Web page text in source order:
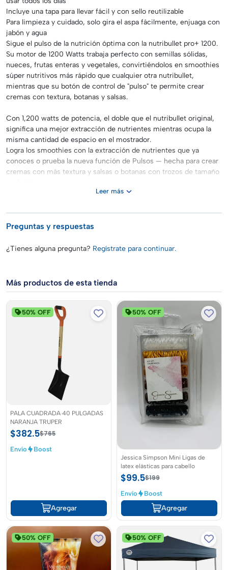
Incluye una tapa para llevar fácil y con sello reutilizable
Para limpieza y cuidado, solo gira el aspa fácilmente, enjuaga con
jabón y agua
Sigue el pulso de la nutrición óptima con la nutribullet pro+ 1200.
Su motor de 1200 Watts trabaja perfecto con semillas sólidas,
nueces, frutas enteras y vegetales, convirtiéndolos en smoothies
súper nutritivos más rápido que cualquier otra nutribullet,
mientras que su botón de control de "pulso" te permite crear
cremas con textura, botanas y salsas.
Con 1,200 watts de potencia, el doble que el nutribullet original,
significa una mejor extracción de nutrientes mientras ocupa la
misma cantidad de espacio en el mostrador.
Logra los smoothies con la extracción de nutrientes que ya
conoces o prueba la nueva función de Pulsos — hecha para crear
cremas con más textura y salsas o botanas con trozos de tamaño
El diseño simple e intuitivo hace que este dispositivo sea fácil de
usar, sin ensuciar y con sello reutilizable, perfecta para estilos de
vida ocupados.
Leer más
Preguntas y respuestas
¿Tienes alguna pregunta? Regístrate para continuar.
Más productos de esta tienda
50% OFF
PALA CUADRADA 40 PULGADAS
NARANJA TRUPER
$382.5$765
Envío Boost
Agregar
50% OFF
Jessica Simpson Mini Ligas de
latex elásticas para cabello
$99.5$199
Envío Boost
Agregar
50% OFF 50% OFF